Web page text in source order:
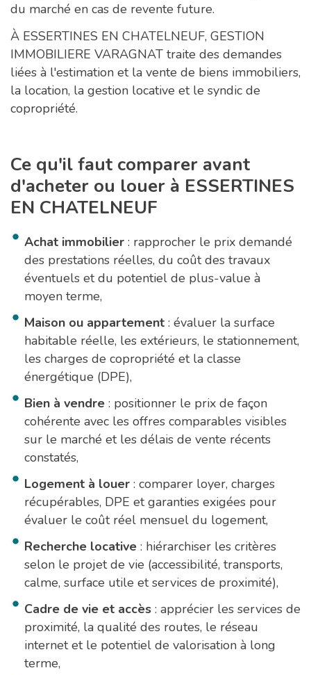
du marché en cas de revente future.
À ESSERTINES EN CHATELNEUF, GESTION
IMMOBILIERE VARAGNAT traite des demandes
liées à l'estimation et la vente de biens immobiliers,
la location, la gestion locative et le syndic de
copropriété.
Ce qu'il faut comparer avant
d'acheter ou louer à ESSERTINES
EN CHATELNEUF
Achat immobilier : rapprocher le prix demandé
des prestations réelles, du coût des travaux
éventuels et du potentiel de plus-value à
moyen terme,
Maison ou appartement : évaluer la surface
habitable réelle, les extérieurs, le stationnement,
les charges de copropriété et la classe
énergétique (DPE),
Bien à vendre : positionner le prix de façon
cohérente avec les offres comparables visibles
sur le marché et les délais de vente récents
constatés,
Logement à louer : comparer loyer, charges
récupérables, DPE et garanties exigées pour
évaluer le coût réel mensuel du logement,
Recherche locative : hiérarchiser les critères
selon le projet de vie (accessibilité, transports,
calme, surface utile et services de proximité),
Cadre de vie et accès : apprécier les services de
proximité, la qualité des routes, le réseau
internet et le potentiel de valorisation à long
terme,